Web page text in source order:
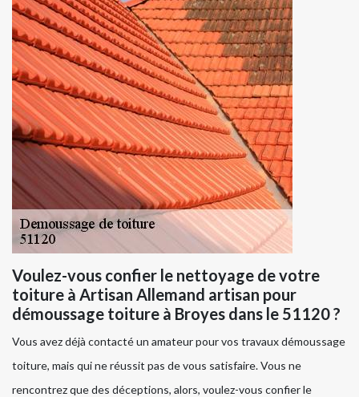
Voulez-vous confier le nettoyage de votre
toiture à Artisan Allemand artisan pour
démoussage toiture à Broyes dans le 51120 ?
Vous avez déjà contacté un amateur pour vos travaux démoussage
toiture, mais qui ne réussit pas de vous satisfaire. Vous ne
rencontrez que des déceptions, alors, voulez-vous confier le